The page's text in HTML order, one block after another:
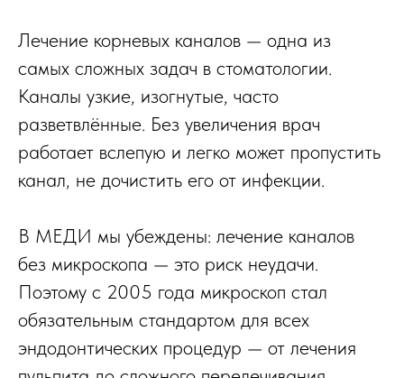
Лечение корневых каналов — одна из
самых сложных задач в стоматологии.
Каналы узкие, изогнутые, часто
разветвлённые. Без увеличения врач
работает вслепую и легко может пропустить
канал, не дочистить его от инфекции.
В МЕДИ мы убеждены: лечение каналов
без микроскопа — это риск неудачи.
Поэтому с 2005 года микроскоп стал
обязательным стандартом для всех
эндодонтических процедур — от лечения